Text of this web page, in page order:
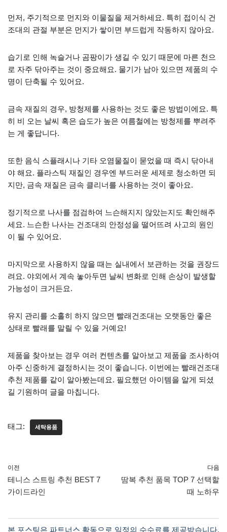
먼저, 주기적으로 먼지와 이물질을 제거하세요. 특히 접이식 건
조대의 관절 부분은 먼지가 쌓이면 부드럽게 작동하지 않아요.
습기로 인해 녹슬거나 곰팡이가 생길 수 있기 때문에 마른 천으
로 자주 닦아주는 것이 중요해요. 물기가 남아 있으면 제품의 수
명이 단축될 수 있어요.
금속 재질의 경우, 방청제를 사용하는 것도 좋은 방법이에요. 특
히 비 오는 날씨 혹은 습도가 높은 여름철에는 방청제를 뿌려주
는 게 좋답니다.
또한 음식 스플래시나 기타 오염물질이 묻었을 때 즉시 닦아내
야 해요. 플라스틱 재질인 경우엔 부드러운 세제로 청소하면 되
지만, 금속 재질은 금속 클리너를 사용하는 것이 좋아요.
정기적으로 나사를 점검하여 느슨해지지 않았는지도 확인해주
세요. 느슨한 나사는 건조대의 안정성을 떨어뜨려 사고의 원인
이 될 수 있어요.
마지막으로 사용하지 않을 때는 실내에서 보관하는 것을 권장드
려요. 야외에서 계속 놓아두면 날씨 변화로 인해 손상이 발생할
가능성이 크거든요.
유지 관리를 소홀히 하지 않으면 빨래건조대는 오랫동안 좋은
상태로 빨래를 말릴 수 있을 거예요!
제품을 찾아보는 경우 여러 컨텐츠를 알아보고 제품을 조사하여
아주 신중하게 결정하시는 것이 좋습니다. 이번에는 빨래건조대
추천 제품를 같이 알아봤는데요. 필요했던 아이템을 알게 되셨
길 기원하며 글을 마칩니다.
태그: 세탁용품
이전
테니스 스트링 추천 BEST 7
가이드라인
다음
땀복 추천 품목 TOP 7 선택할
때 노하우